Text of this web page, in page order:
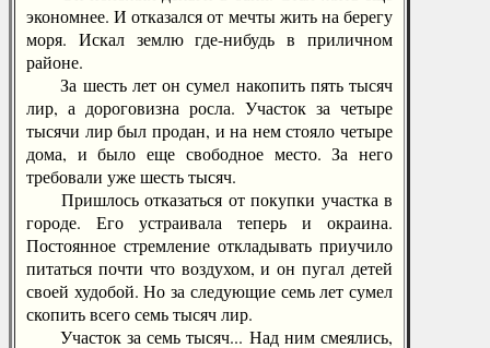
экономнее. И отказался от мечты жить на берегу
моря. Искал землю где-нибудь в приличном
районе.
За шесть лет он сумел накопить пять тысяч
лир, а дороговизна росла. Участок за четыре
тысячи лир был продан, и на нем стояло четыре
дома, и было еще свободное место. За него
требовали уже шесть тысяч.
Пришлось отказаться от покупки участка в
городе. Его устраивала теперь и окраина.
Постоянное стремление откладывать приучило
питаться почти что воздухом, и он пугал детей
своей худобой. Но за следующие семь лет сумел
скопить всего семь тысяч лир.
Участок за семь тысяч... Над ним смеялись,